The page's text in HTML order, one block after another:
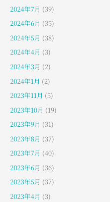
2024年7月 (39)
2024年6月 (35)
2024年5月 (38)
2024年4月 (3)
2024年3月 (2)
2024年1月 (2)
2023年11月 (5)
2023年10月 (19)
2023年9月 (31)
2023年8月 (37)
2023年7月 (40)
2023年6月 (36)
2023年5月 (37)
2023年4月 (3)